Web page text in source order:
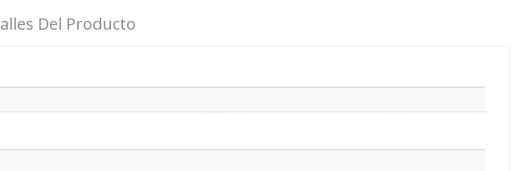
Del Producto